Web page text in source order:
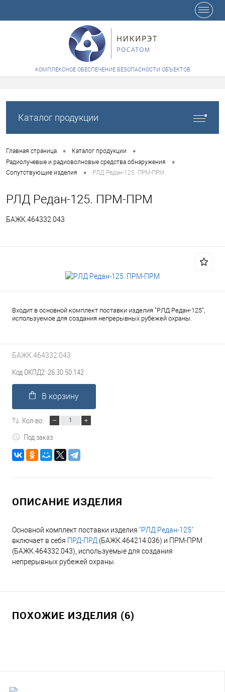
КОМПЛЕКСНОЕ ОБЕСПЕЧЕНИЕ БЕЗОПАСНОСТИ ОБЪЕКТОВ
Каталог продукции
Главная страница • Каталог продукции •
Радиолучевые и радиоволновые средства обнаружения •
Сопутствующие изделия • РЛД Редан-125. ПРМ-ПРМ
РЛД Редан-125. ПРМ-ПРМ
БАЖК.464332.043
Входит в основной комплект поставки изделия "РЛД Редан-125",
используемое для создания непрерывных рубежей охраны.
БАЖК.464332.043
Код ОКПД2: 26.30.50.142
В корзину
Кол-во:
Под заказ
ОПИСАНИЕ ИЗДЕЛИЯ
Основной комплект поставки изделия "РЛД Редан-125"
включает в себя ПРД-ПРД (БАЖК.464214.036) и ПРМ-ПРМ
(БАЖК.464332.043), используемые для создания
непрерывных рубежей охраны.
ПОХОЖИЕ ИЗДЕЛИЯ (6)